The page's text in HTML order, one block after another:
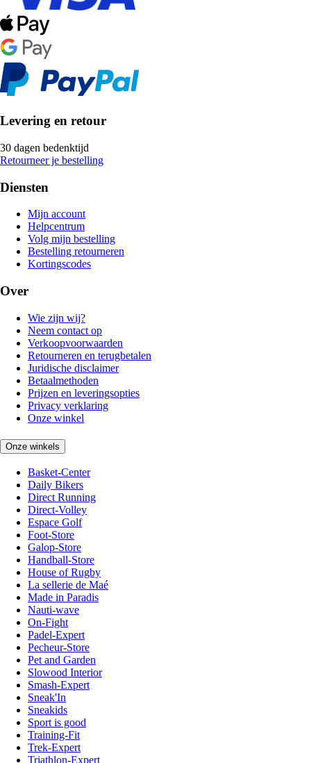
Levering en retour
30 dagen bedenktijd
Retourneer je bestelling
Diensten
Mijn account
Helpcentrum
Volg mijn bestelling
Bestelling retourneren
Kortingscodes
Over
Wie zijn wij?
Neem contact op
Verkoopvoorwaarden
Retourneren en terugbetalen
Juridische disclaimer
Betaalmethoden
Prijzen en leveringsopties
Privacy verklaring
Onze winkel
Onze winkels
Basket-Center
Daily Bikers
Direct Running
Direct-Volley
Espace Golf
Foot-Store
Galop-Store
Handball-Store
House of Rugby
La sellerie de Maé
Made in Paradis
Nauti-wave
On-Fight
Padel-Expert
Pecheur-Store
Pet and Garden
Slowood Interior
Smash-Expert
Sneak'In
Sneakids
Sport is good
Training-Fit
Trek-Expert
Triathlon-Expert